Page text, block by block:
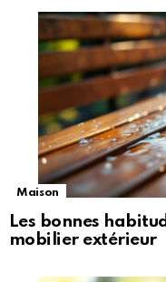
Maison
Les bonnes
mobilier extérieur